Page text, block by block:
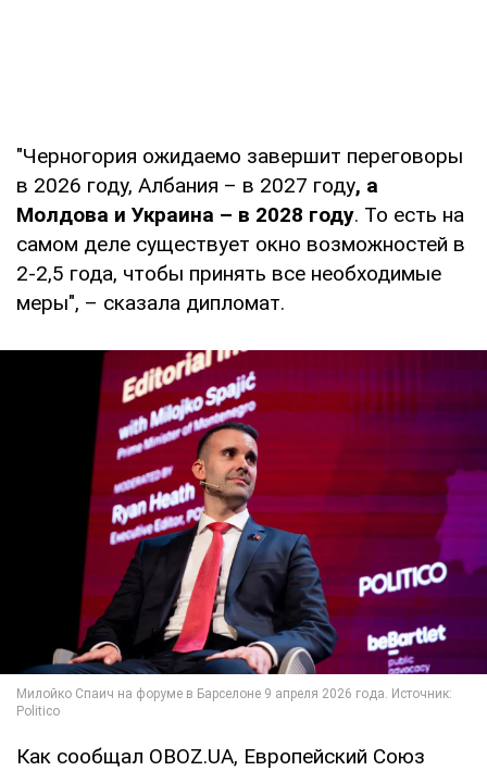
"Черногория ожидаемо завершит переговоры
в 2026 году, Албания – в 2027 году, а
Молдова и Украина – в 2028 году. То есть на
самом деле существует окно возможностей в
2-2,5 года, чтобы принять все необходимые
меры", – сказала дипломат.
Как сообщал OBOZ.UA, Европейский Союз